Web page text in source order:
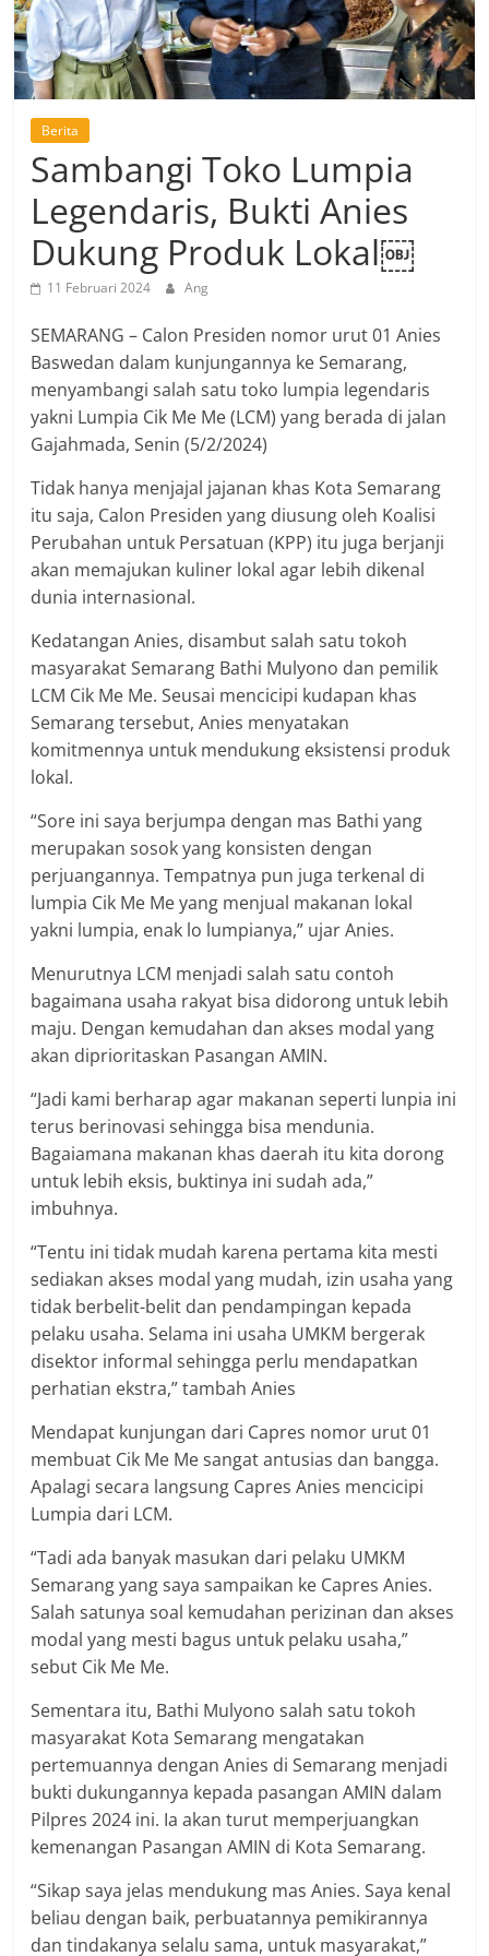
Berita
Sambangi Toko Lumpia
Legendaris, Bukti Anies
Dukung Produk Lokal￼
11 Februari 2024 Ang
SEMARANG – Calon Presiden nomor urut 01 Anies
Baswedan dalam kunjungannya ke Semarang,
menyambangi salah satu toko lumpia legendaris
yakni Lumpia Cik Me Me (LCM) yang berada di jalan
Gajahmada, Senin (5/2/2024)
Tidak hanya menjajal jajanan khas Kota Semarang
itu saja, Calon Presiden yang diusung oleh Koalisi
Perubahan untuk Persatuan (KPP) itu juga berjanji
akan memajukan kuliner lokal agar lebih dikenal
dunia internasional.
Kedatangan Anies, disambut salah satu tokoh
masyarakat Semarang Bathi Mulyono dan pemilik
LCM Cik Me Me. Seusai mencicipi kudapan khas
Semarang tersebut, Anies menyatakan
komitmennya untuk mendukung eksistensi produk
lokal.
“Sore ini saya berjumpa dengan mas Bathi yang
merupakan sosok yang konsisten dengan
perjuangannya. Tempatnya pun juga terkenal di
lumpia Cik Me Me yang menjual makanan lokal
yakni lumpia, enak lo lumpianya,” ujar Anies.
Menurutnya LCM menjadi salah satu contoh
bagaimana usaha rakyat bisa didorong untuk lebih
maju. Dengan kemudahan dan akses modal yang
akan diprioritaskan Pasangan AMIN.
“Jadi kami berharap agar makanan seperti lunpia ini
terus berinovasi sehingga bisa mendunia.
Bagaiamana makanan khas daerah itu kita dorong
untuk lebih eksis, buktinya ini sudah ada,”
imbuhnya.
“Tentu ini tidak mudah karena pertama kita mesti
sediakan akses modal yang mudah, izin usaha yang
tidak berbelit-belit dan pendampingan kepada
pelaku usaha. Selama ini usaha UMKM bergerak
disektor informal sehingga perlu mendapatkan
perhatian ekstra,” tambah Anies
Mendapat kunjungan dari Capres nomor urut 01
membuat Cik Me Me sangat antusias dan bangga.
Apalagi secara langsung Capres Anies mencicipi
Lumpia dari LCM.
“Tadi ada banyak masukan dari pelaku UMKM
Semarang yang saya sampaikan ke Capres Anies.
Salah satunya soal kemudahan perizinan dan akses
modal yang mesti bagus untuk pelaku usaha,”
sebut Cik Me Me.
Sementara itu, Bathi Mulyono salah satu tokoh
masyarakat Kota Semarang mengatakan
pertemuannya dengan Anies di Semarang menjadi
bukti dukungannya kepada pasangan AMIN dalam
Pilpres 2024 ini. Ia akan turut memperjuangkan
kemenangan Pasangan AMIN di Kota Semarang.
“Sikap saya jelas mendukung mas Anies. Saya kenal
beliau dengan baik, perbuatannya pemikirannya
dan tindakanya selalu sama, untuk masyarakat,”